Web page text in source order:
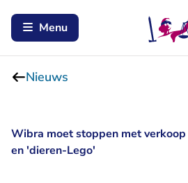
Menu
Nieuws
Wibra moet stoppen met
en 'dieren-Lego'